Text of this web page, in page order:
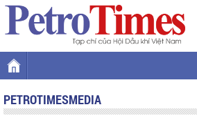
PETROTIMESMEDIA